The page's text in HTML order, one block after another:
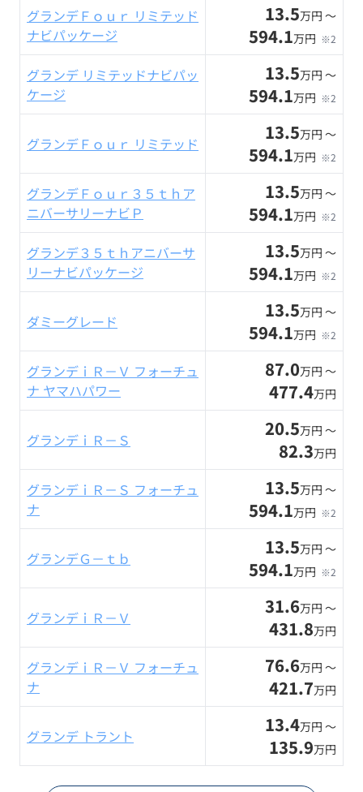
グランデＦｏｕｒ リミテッド
ナビパッケージ
13.5万円 〜
594.1万円 ※2
グランデ リミテッドナビパッ
ケージ
13.5万円 〜
594.1万円 ※2
グランデＦｏｕｒ リミテッド 13.5万円 〜
594.1万円 ※2
グランデＦｏｕｒ３５ｔｈア
ニバーサリーナビＰ
13.5万円 〜
594.1万円 ※2
グランデ３５ｔｈアニバーサ
リーナビパッケージ
13.5万円 〜
594.1万円 ※2
ダミーグレード 13.5万円 〜
594.1万円 ※2
グランデｉＲ－Ｖ フォーチュ
ナ ヤマハパワー
87.0万円 〜
477.4万円
グランデｉＲ－Ｓ 20.5万円 〜
82.3万円
グランデｉＲ－Ｓ フォーチュ
ナ
13.5万円 〜
594.1万円 ※2
グランデＧ－ｔｂ 13.5万円 〜
594.1万円 ※2
グランデｉＲ－Ｖ 31.6万円 〜
431.8万円
グランデｉＲ－Ｖ フォーチュ
ナ
76.6万円 〜
421.7万円
グランデ トラント 13.4万円 〜
135.9万円